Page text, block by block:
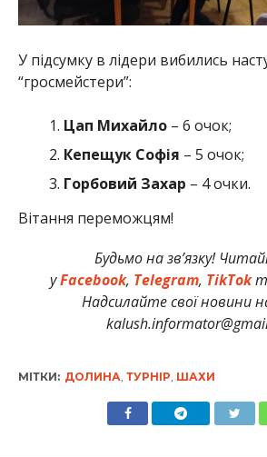
У підсумку в лідери вибились
“гросмейстери”:
Цап Михайло– 6 очок;
Кепещук Софія – 5 очок;
Горбовий Захар – 4 очки.
Вітання переможцям!
Будьмо на зв’язку!
уFacebook, Telegram, TikTok
Надсилайте свої новини
МІТКИ: ДОЛИНА ТУРНІР ШАХИ